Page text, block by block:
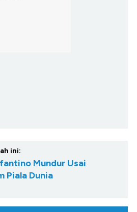
ini:
Mundur Usai
Piala Dunia